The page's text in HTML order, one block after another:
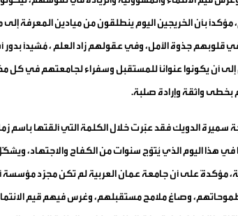
مؤكداً بأن الخريجين اليوم ينطلقون من ميادين المعرفة
قلوبهم جذوة الأمل، وفي عقولهم زاد العلم ، مُشيداً
إلى أن يكونوا عنوانًا للمستقبل وسفراء لجامعتهم في
واثقة وإرادة صلبة.
سميرة الدويك فقد عبّرت خلال الكلمة التي ألقتها باسم
في هذا اليوم الذي يُتوّج سنوات من الكفاح والاجتهاد،
مؤكدةً على أن جامعة عمان العربية لم تكن مجرّد مؤسسة
وصاغ ملامح مستقبلهم، وغرس فيهم قيم